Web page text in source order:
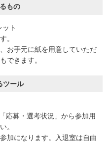
もの
ト
。
お手元に紙を用意していただ
できます。
ツール
応募・選考状況」から参加用
。
加になります。入退室は自由